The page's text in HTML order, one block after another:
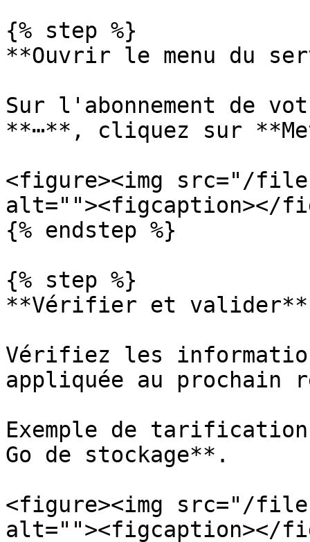
{% step %}
**Ouvrir le menu du
Sur l'abonnement de
**⋯**, cliquez sur
<figure><img src="/files/
alt=""><figcaption></
{% endstep %}
{% step %}
**Vérifier et valider**
Vérifiez les
appliquée au prochain
Exemple de
Go de stockage**.
<figure><img src="/files/
alt=""><figcaption></